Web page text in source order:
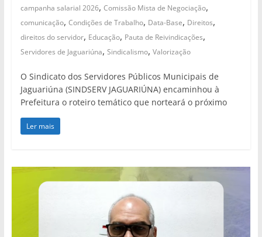
campanha salarial 2026, Comissão Mista de Negociação,
comunicação, Condições de Trabalho, Data-Base, Direitos,
direitos do servidor, Educação, Pauta de Reivindicações,
Servidores de Jaguariúna, Sindicalismo, Valorização
O Sindicato dos Servidores Públicos Municipais de
Jaguariúna (SINDSERV JAGUARIÚNA) encaminhou à
Prefeitura o roteiro temático que norteará o próximo
Ler mais